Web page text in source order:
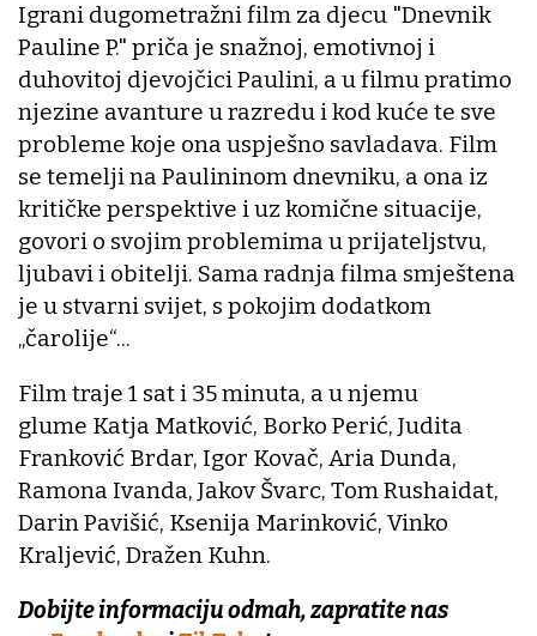
Igrani dugometražni film za djecu "Dnevnik
Pauline P." priča je snažnoj, emotivnoj i
duhovitoj djevojčici Paulini, a u filmu pratimo
njezine avanture u razredu i kod kuće te sve
probleme koje ona uspješno savladava. Film
se temelji na Paulininom dnevniku, a ona iz
kritičke perspektive i uz komične situacije,
govori o svojim problemima u prijateljstvu,
ljubavi i obitelji. Sama radnja filma smještena
je u stvarni svijet, s pokojim dodatkom
„čarolije“...
Film traje 1 sat i 35 minuta, a u njemu
glume Katja Matković, Borko Perić, Judita
Franković Brdar, Igor Kovač, Aria Dunda,
Ramona Ivanda, Jakov Švarc, Tom Rushaidat,
Darin Pavišić, Ksenija Marinković, Vinko
Kraljević, Dražen Kuhn.
Dobijte informaciju odmah, zapratite nas